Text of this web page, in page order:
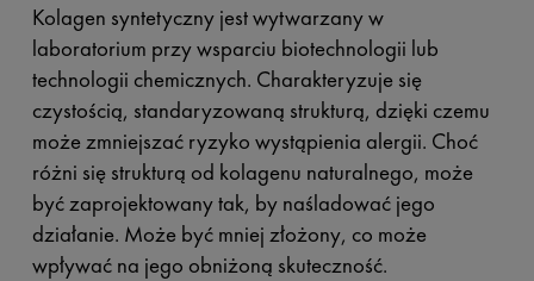
Kolagen syntetyczny jest wytwarzany w
laboratorium przy wsparciu biotechnologii lub
technologii chemicznych. Charakteryzuje się
czystością, standaryzowaną strukturą, dzięki czemu
może zmniejszać ryzyko wystąpienia alergii. Choć
różni się strukturą od kolagenu naturalnego, może
być zaprojektowany tak, by naśladować jego
działanie. Może być mniej złożony, co może
wpływać na jego obniżoną skuteczność.